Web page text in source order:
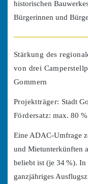
historischen
Bürgerinnen und
Stärkung des
von drei
Gommern
Projektträger: Stadt
Fördersatz: max. 80 %
Eine ADAC-Umfrage
und Mietunterkünften
beliebt ist (je 34 %).
ganzjähriges